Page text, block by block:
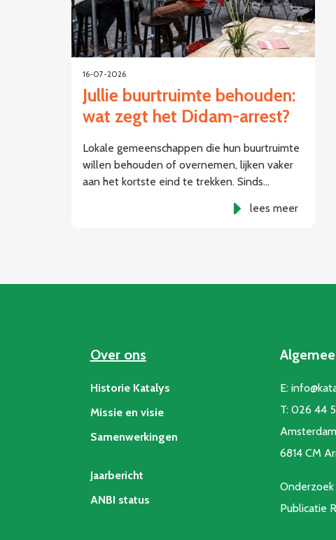
16-07-2026
Jullie buurtruimte behouden:
wat zegt het Didam-arrest?
Lokale gemeenschappen die hun buurtruimte
willen behouden of overnemen, lijken vaker
aan het kortste eind te trekken. Sinds…
lees meer
Over ons
Historie Katalys
Missie en visie
Samenwerkingen
Jaarbericht
ANBI status
E:
T:026 44
6814 CM
Publicatie